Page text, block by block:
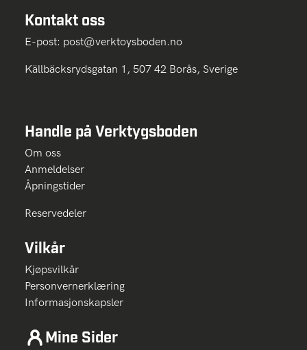
Kontakt oss
E-post: post@verktoysboden.no
Källbäcksrydsgatan 1, 507 42 Borås, Sverige
Handle på Verktygsboden
Om oss
Anmeldelser
Åpningstider
Reservedeler
Vilkår
Kjøpsvilkår
Personvernerklæring
Informasjonskapsler
Mine Sider